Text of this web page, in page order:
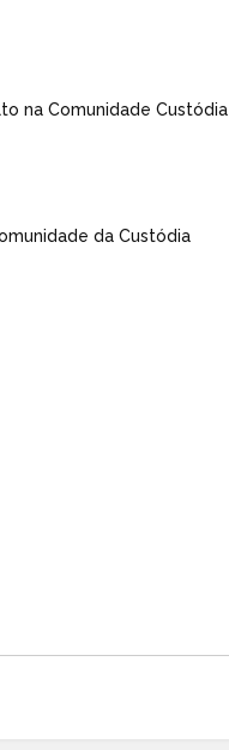
na Comunidade Custódia
da Custódia